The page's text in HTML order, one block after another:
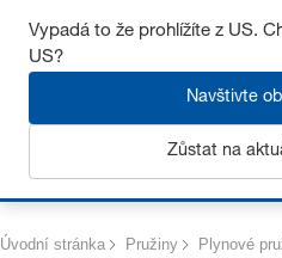
Získejte až 7% slevu –
Úvodní stránka Pružiny Plynové
Vypadá to že prohlížíte z US.
US?
Navštivte
Zůstat na